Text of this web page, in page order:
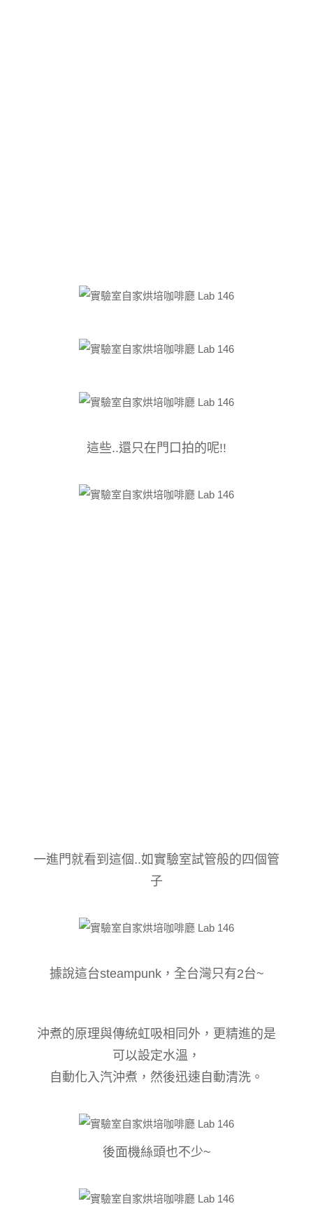
這些..還只在門口拍的呢!!
一進門就看到這個..如實驗室試管般的四個管
子
據說這台steampunk，全台灣只有2台~
沖煮的原理與傳統虹吸相同外，更精進的是
可以設定水溫，
自動化入汽沖煮，然後迅速自動清洗。
後面機絲頭也不少~